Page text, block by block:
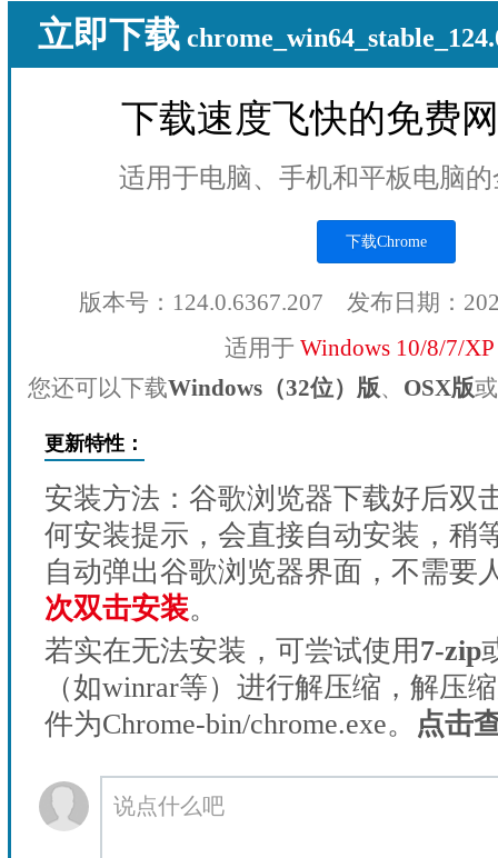
立即下载
下载速度飞快的免费
适用于电脑、手机和平板电脑
下载Chrome
版本号：124.0.6367.207 发布日期：
适用于 Windows 10/8/7/
您还可以下载Windows（32位）版、 OSX版或
更新特性：
安装方法：谷歌浏览器下载好后双
何安装提示，会直接自动安装，稍
自动弹出谷歌浏览器界面，不需要
次双击安装。
若实在无法安装，可尝试使用7-zip
（如winrar等）进行解压缩，解压
件为Chrome-bin/chrome.exe。
点击
说点什么吧